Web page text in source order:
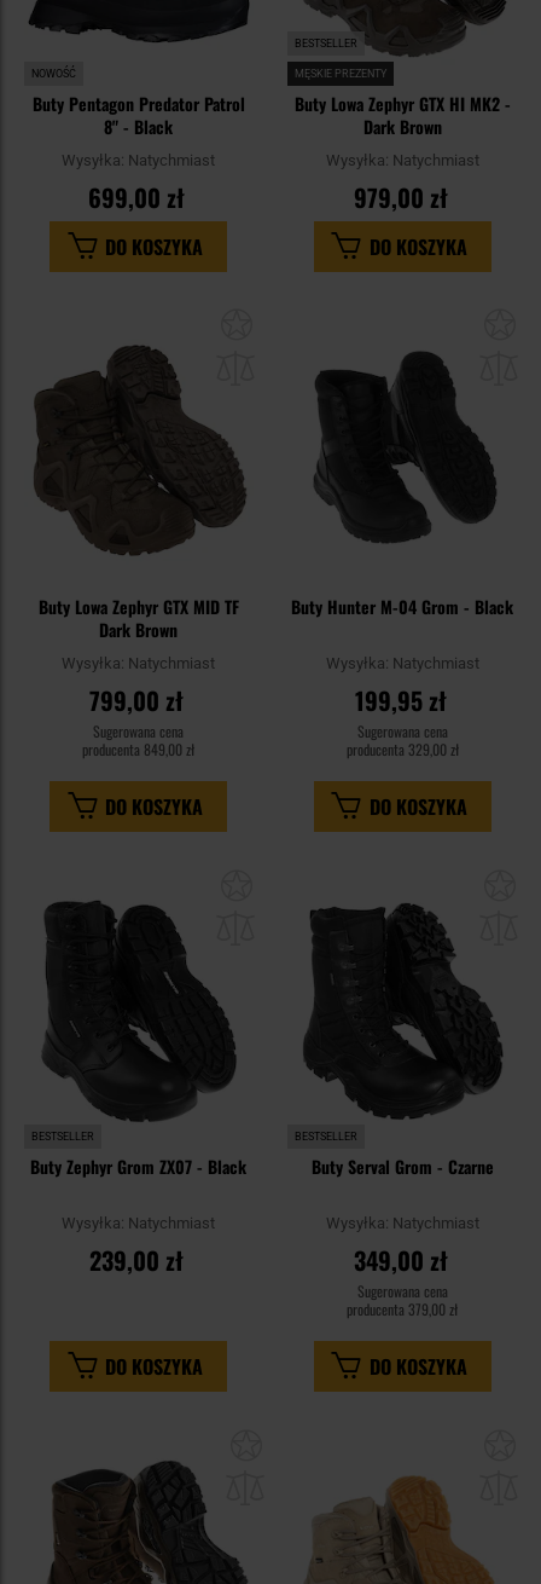
NOWOŚĆ
Buty Pentagon Predator Patrol
8" - Black
Wysyłka: Natychmiast
699,00 zł
DO KOSZYKA
BESTSELLER
MĘSKIE PREZENTY
Buty Lowa Zephyr GTX HI MK2 -
Dark Brown
Wysyłka: Natychmiast
979,00 zł
DO KOSZYKA
schowka
Buty Lowa Zephyr GTX MID TF
Dark Brown
Wysyłka: Natychmiast
799,00 zł
Sugerowana cena
producenta 849,00 zł
DO KOSZYKA
Buty Hunter M-04 Grom - Black
Wysyłka: Natychmiast
199,95 zł
Sugerowana cena
producenta 329,00 zł
DO KOSZYKA
schowka
BESTSELLER
Buty Zephyr Grom ZX07 - Black
Wysyłka: Natychmiast
239,00 zł
DO KOSZYKA
BESTSELLER
Buty Serval Grom - Czarne
Wysyłka: Natychmiast
349,00 zł
Sugerowana cena
producenta 379,00 zł
DO KOSZYKA
schowka